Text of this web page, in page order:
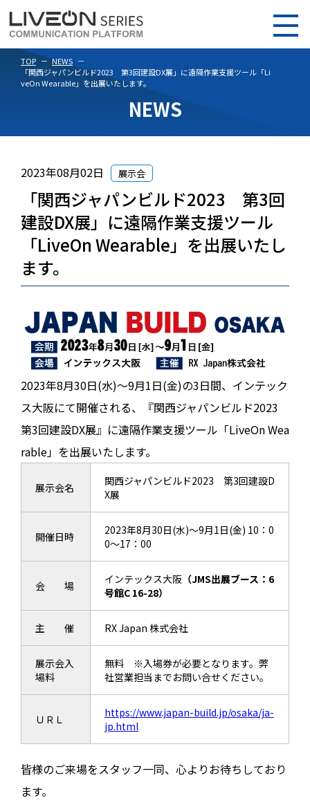
TOP
NEWS
「関西ジャパンビルド2023 第3回建設DX展」に遠隔作業支援ツール「Li
veOn Wearable」を出展いたします。
NEWS
2023年08月02日 展示会
「関西ジャパンビルド2023 第3回
建設DX展」に遠隔作業支援ツール
「LiveOn Wearable」を出展いたし
ます。
2023年8月30日(水)～9月1日(金)の3日間、インテック
ス大阪にて開催される、『関西ジャパンビルド2023
第3回建設DX展』に遠隔作業支援ツール「LiveOn Wea
rable」を出展いたします。
展示会名
関西ジャパンビルド2023 第3回建設D
X展
開催日時
2023年8月30日(水)～9月1日(金) 10：0
0～17：00
会 場 インテックス大阪 （JMS出展ブース：6
号館C 16-28）
主 催 RX Japan 株式会社
展示会入
場料
無料 ※入場券が必要となります。弊
社営業担当までお問い合せください。
ＵＲＬ
https://www.japan-build.jp/osaka/ja-
jp.html
皆様のご来場をスタッフ一同、心よりお待ちしており
ます。